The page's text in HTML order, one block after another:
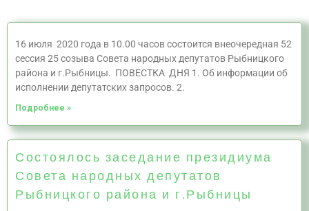
16 июля 2020 года в 10.00 часов состоится внеочередная 52
сессия 25 созыва Совета народных депутатов Рыбницкого
района и г.Рыбницы. ПОВЕСТКА ДНЯ 1. Об информации об
исполнении депутатских запросов. 2.
Подробнее »
Состоялось заседание президиума
Совета народных депутатов
Рыбницкого района и г.Рыбницы